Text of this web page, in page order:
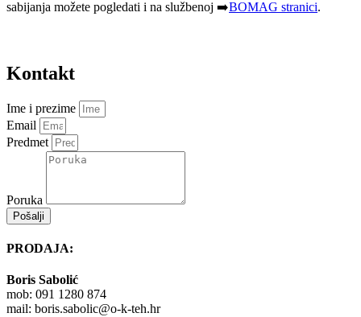
sabijanja možete pogledati i na službenoj ➡️BOMAG stranici.
Kontakt
Ime i prezime
Email
Predmet
Poruka
Pošalji
PRODAJA:
Boris Sabolić
mob: 091 1280 874
mail: boris.sabolic@o-k-teh.hr